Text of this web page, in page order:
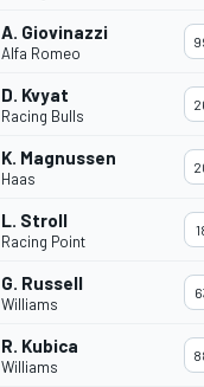
A. Giovinazzi
Alfa Romeo
D. Kvyat
Racing Bulls
K. Magnussen
Haas
L. Stroll
Racing Point
G. Russell
Williams
R. Kubica
Williams